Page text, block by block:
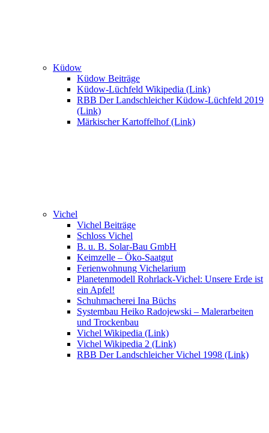
Küdow
Küdow Beiträge
Küdow-Lüchfeld Wikipedia (Link)
RBB Der Landschleicher Küdow-Lüchfeld 2019
(Link)
Märkischer Kartoffelhof (Link)
Vichel
Vichel Beiträge
Schloss Vichel
B. u. B. Solar-Bau GmbH
Keimzelle – Öko-Saatgut
Ferienwohnung Vichelarium
Planetenmodell Rohrlack-Vichel: Unsere Erde ist
ein Apfel!
Schuhmacherei Ina Büchs
Systembau Heiko Radojewski – Malerarbeiten
und Trockenbau
Vichel Wikipedia (Link)
Vichel Wikipedia 2 (Link)
RBB Der Landschleicher Vichel 1998 (Link)